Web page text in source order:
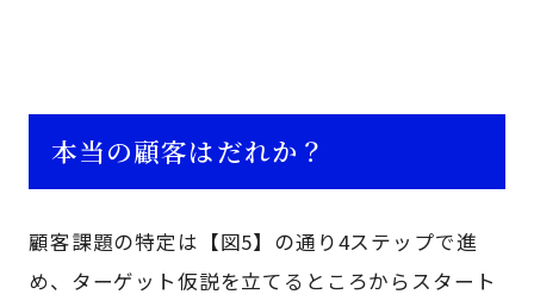
本当の顧客はだれか？
顧客課題の特定は【図5】の通り4ステップで進
め、ターゲット仮説を立てるところからスタート